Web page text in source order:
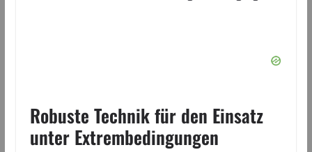
Robuste Technik für den Einsatz
unter Extrembedingungen